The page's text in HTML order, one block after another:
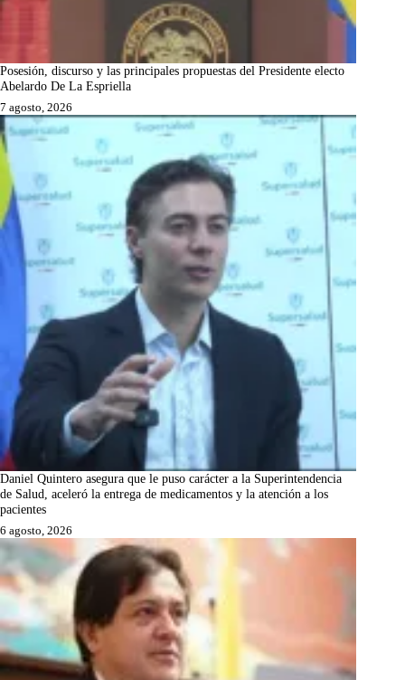
Posesión, discurso y las principales propuestas del Presidente electo
Abelardo De La Espriella
7 agosto, 2026
Daniel Quintero asegura que le puso carácter a la Superintendencia
de Salud, aceleró la entrega de medicamentos y la atención a los
pacientes
6 agosto, 2026